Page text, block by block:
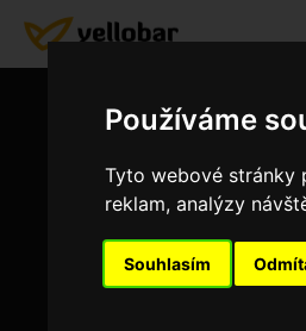
Používáme
Tyto webové stránky
reklam, analýzy
Souhlasím